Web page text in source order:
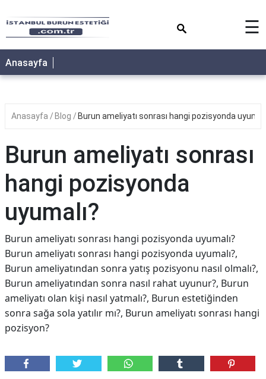
☰
Anasayfa
Anasayfa Blog Burun ameliyatı sonrası hangi pozisyonda
Burun ameliyatı sonrası
hangi pozisyonda
uyumalı?
Burun ameliyatı sonrası hangi pozisyonda uyumalı?
Burun ameliyatı sonrası hangi pozisyonda uyumalı?,
Burun ameliyatından sonra yatış pozisyonu nasıl olmalı?,
Burun ameliyatından sonra nasıl rahat uyunur?, Burun
ameliyatı olan kişi nasıl yatmalı?, Burun estetiğinden
sonra sağa sola yatılır mı?, Burun ameliyatı sonrası hangi
pozisyon?